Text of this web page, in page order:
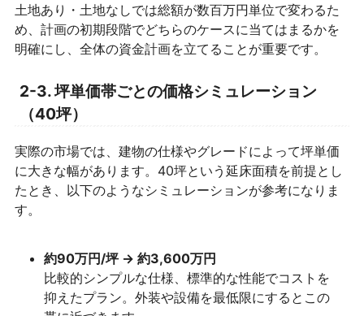
土地あり・土地なしでは総額が数百万円単位で変わるた
め、計画の初期段階でどちらのケースに当てはまるかを
明確にし、全体の資金計画を立てることが重要です。
2-3. 坪単価帯ごとの価格シミュレーション
（40坪）
実際の市場では、建物の仕様やグレードによって坪単価
に大きな幅があります。40坪という延床面積を前提とし
たとき、以下のようなシミュレーションが参考になりま
す。
約90万円/坪 → 約3,600万円
比較的シンプルな仕様、標準的な性能でコストを
抑えたプラン。外装や設備を最低限にするとこの